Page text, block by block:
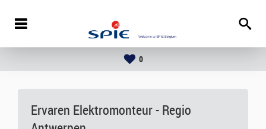
0
Ervaren Elektromonteur - Regio